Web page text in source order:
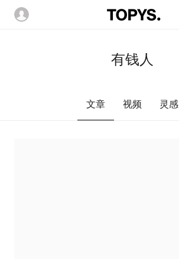
有钱人
文章 视频 灵感